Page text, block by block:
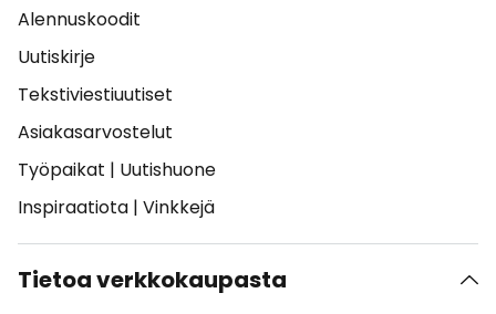
Alennuskoodit
Uutiskirje
Tekstiviestiuutiset
Asiakasarvostelut
Työpaikat | Uutishuone
Inspiraatiota | Vinkkejä
Tietoa verkkokaupasta